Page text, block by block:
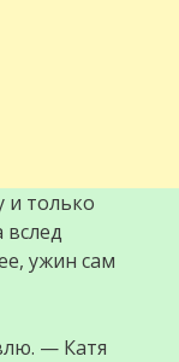
только
вслед
ужин сам
— Катя